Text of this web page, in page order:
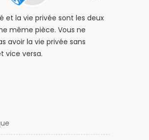
et la vie privée sont les deux
même pièce. Vous ne
avoir la vie privée sans
vice versa.